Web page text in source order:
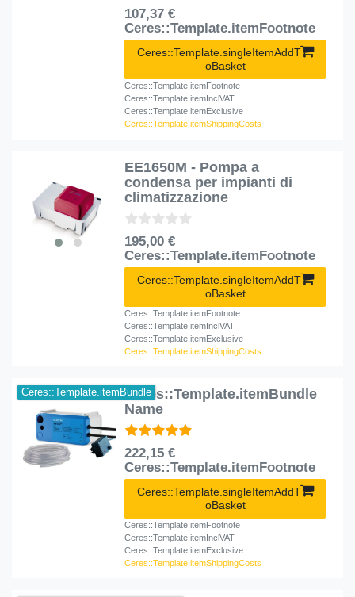
107,37 €
Ceres::Template.itemFootnote
Ceres::Template.singleItemAddT
oBasket
Ceres::Template.itemFootnote
Ceres::Template.itemInclVAT
Ceres::Template.itemExclusive
Ceres::Template.itemShippingCosts
EE1650M - Pompa a
condensa per impianti di
climatizzazione
195,00 €
Ceres::Template.itemFootnote
Ceres::Template.singleItemAddT
oBasket
Ceres::Template.itemFootnote
Ceres::Template.itemInclVAT
Ceres::Template.itemExclusive
Ceres::Template.itemShippingCosts
Ceres::Template.itemBundleCeres::Template.itemBundle
Name
222,15 €
Ceres::Template.itemFootnote
Ceres::Template.singleItemAddT
oBasket
Ceres::Template.itemFootnote
Ceres::Template.itemInclVAT
Ceres::Template.itemExclusive
Ceres::Template.itemShippingCosts